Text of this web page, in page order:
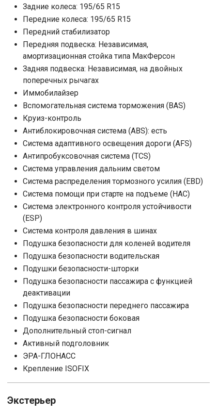
Задние колеса: 195/65 R15
Передние колеса: 195/65 R15
Передний стабилизатор
Передняя подвеска: Независимая,
амортизационная стойка типа МакФерсон
Задняя подвеска: Независимая, на двойных
поперечных рычагах
Иммобилайзер
Вспомогательная система торможения (BAS)
Круиз-контроль
Антиблокировочная система (ABS): есть
Система адаптивного освещения дороги (AFS)
Антипробуксовочная система (TCS)
Система управления дальним светом
Система распределения тормозного усилия (EBD)
Система помощи при старте на подъеме (HAC)
Система электронного контроля устойчивости
(ESP)
Система контроля давления в шинах
Подушка безопасности для коленей водителя
Подушка безопасности водительская
Подушки безопасности-шторки
Подушка безопасности пассажира с функцией
деактивации
Подушка безопасности переднего пассажира
Подушка безопасности боковая
Дополнительный стоп-сигнал
Активный подголовник
ЭРА-ГЛОНАСС
Крепление ISOFIX
Экстерьер